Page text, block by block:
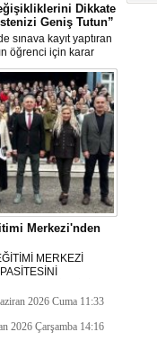
Dikkate
Geniş Tutun”
sınava kayıt yaptıran
öğrenci için karar
Merkezi'nden
MERKEZİ
OLDU
2026 Cuma 11:33
2026 Çarşamba 14:16